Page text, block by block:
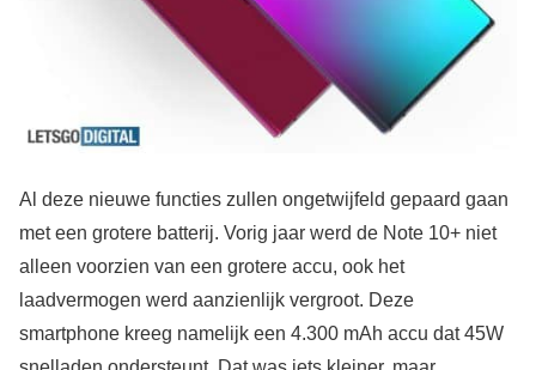
Al deze nieuwe functies zullen ongetwijfeld gepaard gaan
met een grotere batterij. Vorig jaar werd de Note 10+ niet
alleen voorzien van een grotere accu, ook het
laadvermogen werd aanzienlijk vergroot. Deze
smartphone kreeg namelijk een 4.300 mAh accu dat 45W